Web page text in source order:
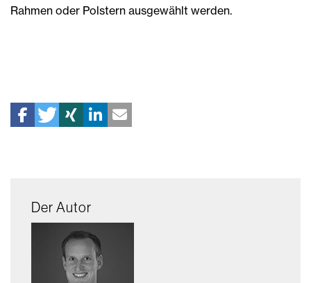
Rahmen oder Polstern ausgewählt werden.
Der Autor